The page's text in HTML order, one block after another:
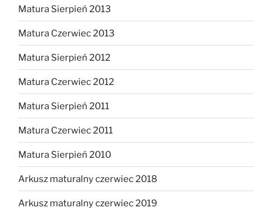
Matura Sierpień 2013
Matura Czerwiec 2013
Matura Sierpień 2012
Matura Czerwiec 2012
Matura Sierpień 2011
Matura Czerwiec 2011
Matura Sierpień 2010
Arkusz maturalny czerwiec 2018
Arkusz maturalny czerwiec 2019